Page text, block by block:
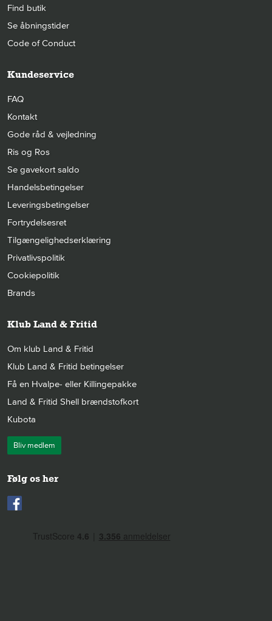
Find butik
Se åbningstider
Code of Conduct
Kundeservice
FAQ
Kontakt
Gode råd & vejledning
Ris og Ros
Se gavekort saldo
Handelsbetingelser
Leveringsbetingelser
Fortrydelsesret
Tilgængelighedserklæring
Privatlivspolitik
Cookiepolitik
Brands
Klub Land & Fritid
Om klub Land & Fritid
Klub Land & Fritid betingelser
Få en Hvalpe- eller Killingepakke
Land & Fritid Shell brændstofkort
Kubota
Bliv medlem
Følg os her